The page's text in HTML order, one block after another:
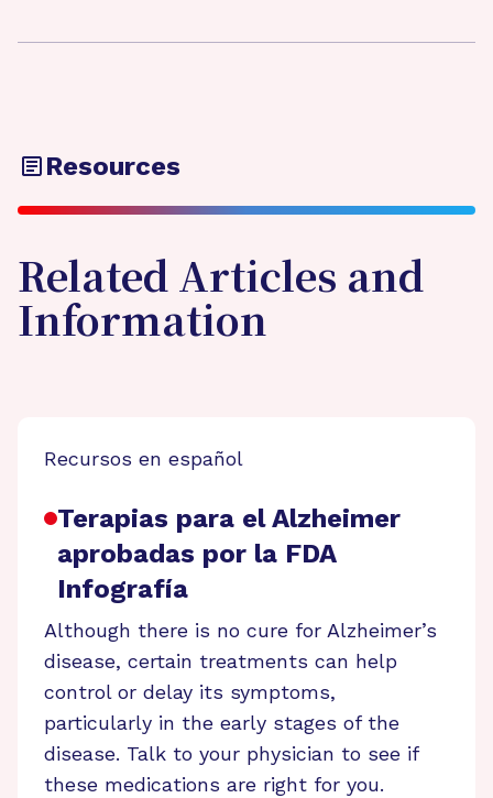
Resources
Related Articles and
Information
Recursos en español
Terapias para el Alzheimer
aprobadas por la FDA
Infografía
Although there is no cure for Alzheimer’s
disease, certain treatments can help
control or delay its symptoms,
particularly in the early stages of the
disease. Talk to your physician to see if
these medications are right for you.